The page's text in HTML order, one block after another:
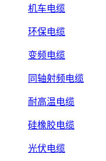
机车电缆
环保电缆
变频电缆
同轴射频电缆
耐高温电缆
硅橡胶电缆
光伏电缆